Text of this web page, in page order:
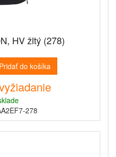
HV žltý (278)
Pridať do košíka
278